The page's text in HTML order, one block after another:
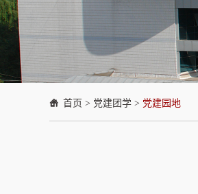
首页 > 党建团学 > 党建园地